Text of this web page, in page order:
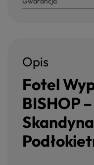
Opis
Fotel
BISHOP